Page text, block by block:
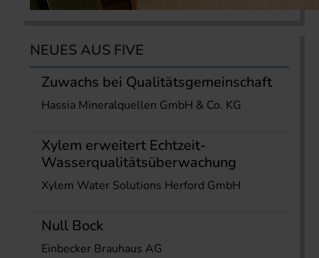
NEUES AUS FIVE
Zuwachs bei Qualitätsgemeinschaft
Hassia Mineralquellen GmbH & Co. KG
Xylem erweitert Echtzeit-
Wasserqualitätsüberwachung
Xylem Water Solutions Herford GmbH
Null Bock
Einbecker Brauhaus AG